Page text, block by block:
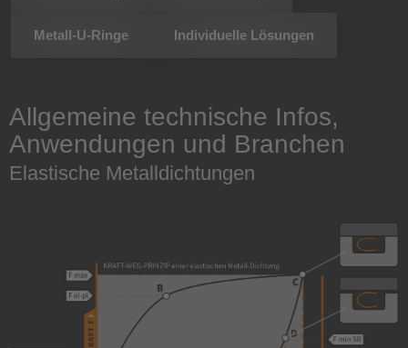
Metall-U-Ringe Individuelle Lösungen
Allgemeine technische Infos,
Anwendungen und Branchen
Elastische Metalldichtungen